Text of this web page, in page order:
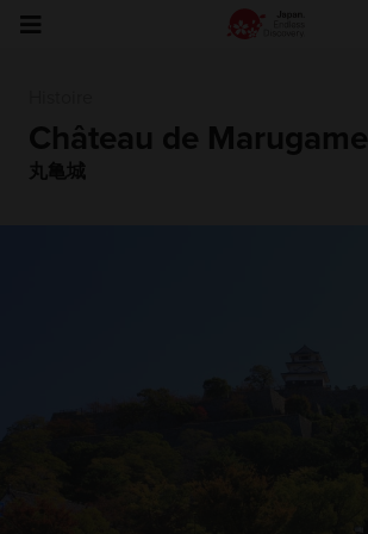
Château de Marugame
丸亀城